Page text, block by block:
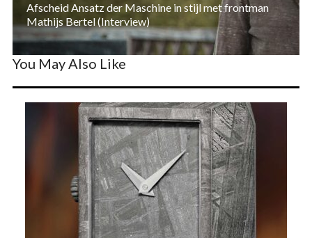
Afscheid Ansatz der Maschine in stijl met frontman
Mathijs Bertel (Interview)
You May Also Like